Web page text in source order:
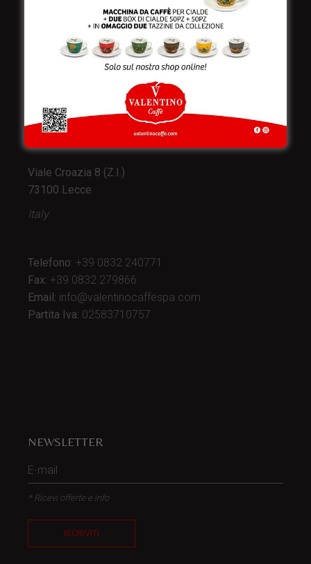
Stabilimento
e produzione:
Viale Croazia 8 (Z.I.)
73100 Lecce
Italy
Telefono: +39 0832 240771
Fax: +39 0832 279866
Email: info@valentinocaffespa.com
Partita Iva: 02583710757
NEWSLETTER
* Ricevi offerte e info
ISCRIVITI